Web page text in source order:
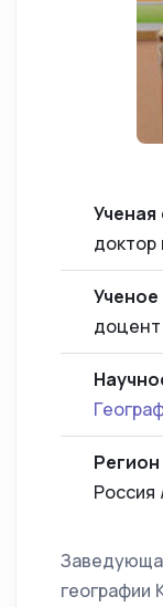
Ученая
доктор
Ученое
доцент
Регион
Россия
географии